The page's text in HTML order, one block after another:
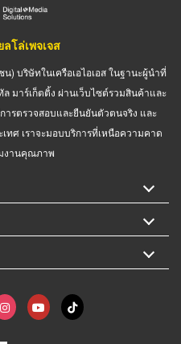
โล่เพจเจส
) บริษัทในเครือเอไอเอส ในฐานะผู้นำที่
มาร์เก็ตติ้ง ผ่านเว็บไซต์รวมสินค้าและ
ารตรวจสอบและยืนยันตัวตนจริง และ
ศ เราจะมอบบริการที่เหนือความคาด
งานคุณภาพ